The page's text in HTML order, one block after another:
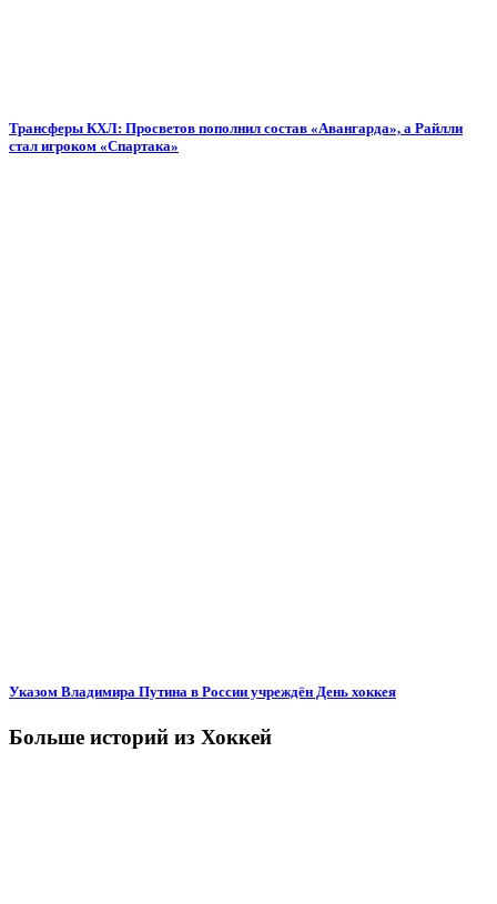
Трансферы КХЛ: Просветов пополнил состав «Авангарда», а Райлли
стал игроком «Спартака»
Указом Владимира Путина в России учреждён День хоккея
Больше историй из Хоккей